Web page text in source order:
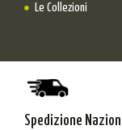
Le Collezioni
Spedizione